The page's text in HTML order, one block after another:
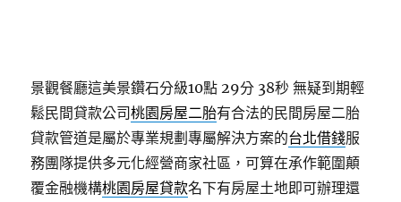
景觀餐廳這美景鑽石分級10點 29分 38秒 無疑到期輕
鬆民間貸款公司桃園房屋二胎有合法的民間房屋二胎
貸款管道是屬於專業規劃專屬解決方案的台北借錢服
務團隊提供多元化經營商家社區，可算在承作範圍顛
覆金融機構桃園房屋貸款名下有房屋土地即可辦理還